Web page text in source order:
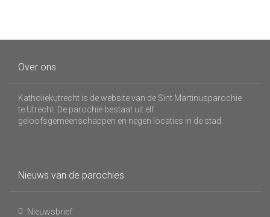
Over ons
Katholiekutrecht is de website van de Sint Martinusparochie
te Utrecht. De parochie bestaat uit elf
geloofsgemeenschappen en negen locaties in de stad.
Nieuws van de parochies
Nieuwsbrief